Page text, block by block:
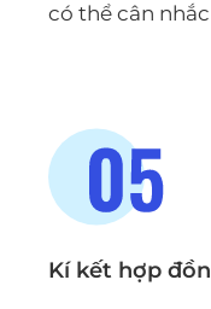
có thể cân
Kí kết hợp